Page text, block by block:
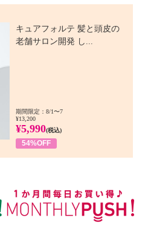
キュアフォルテ 髪と頭皮の
老舗サロン開発 し...
期間限定：8/1〜7
¥13,200
¥5,990(税込)
54%OFF